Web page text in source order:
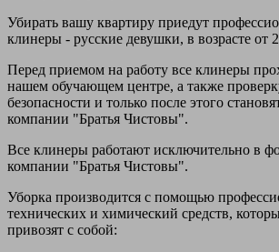
Убирать вашу квартиру приедут
клинеры - русские девушки, в возрасте от
Перед приемом на работу все клинеры
нашем обучающем центре, а также
безопасности и только после этого
компании "Братья Чистовы".
Все клинеры работают исключительно в
компании "Братья Чистовы".
Уборка производится с помощью
технических и химический средств,
привозят с собой: